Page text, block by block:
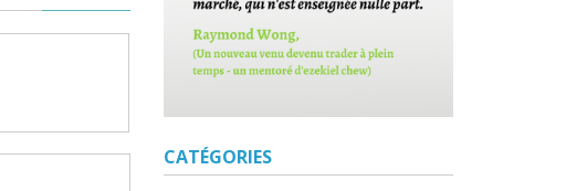
CATÉGORIES